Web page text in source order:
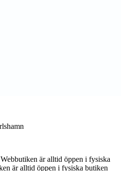
är alltid öppen i fysiska
är alltid öppen i fysiska butiken